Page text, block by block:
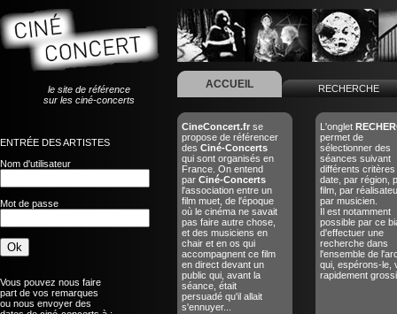
le site de référence
sur les ciné-concerts
ENTRÉE DES ARTISTES
Nom d'utilisateur
Mot de passe
Vous pouvez nous faire
part de vos remarques
ou nous envoyer des
ACCUEIL RECHERCHE
CineConcert.fr se
propose de référencer
des Ciné-Concerts
qui sont organisés en
France. On entend
par Ciné-Concerts
l'association entre un
film muet, de l'époque
où le cinéma ne savait
pas faire autre chose,
et des musiciens en
chair et en os qui
accompagnent ce film
en direct devant un
public qui, avant la
séance, était
persuadé qu'il allait
s'ennuyer...
L'onglet
permet de
sélectionner des
séances suivant
différents critères
date, par région,
film, par
par musicien.
Il est notamment
possible par ce
d'effectuer une
recherche dans
l'ensemble de
qui, espérons-le,
rapidement